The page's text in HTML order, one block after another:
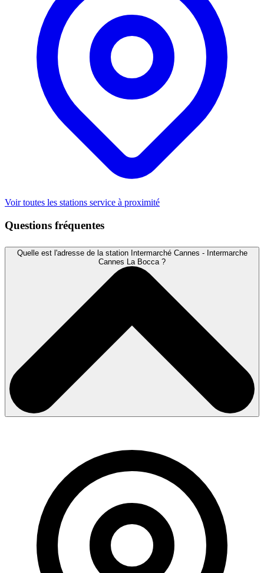
Voir toutes les stations service à proximité
Questions fréquentes
Quelle est l'adresse de la station Intermarché Cannes - Intermarche
Cannes La Bocca ?